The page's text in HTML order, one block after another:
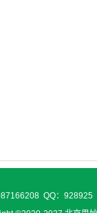
QQ：928925